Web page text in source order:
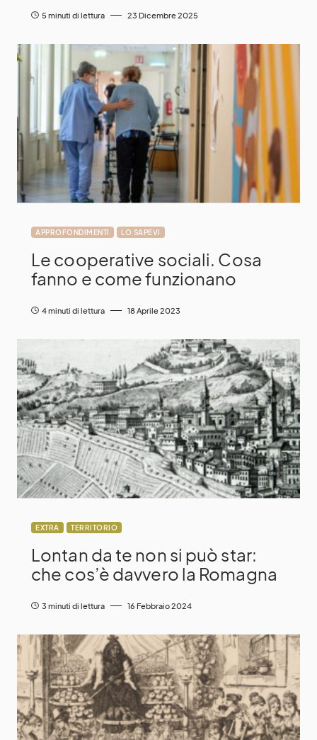
5 minuti di lettura 23 Dicembre 2025
APPROFONDIMENTI LO SAPEVI
Le cooperative sociali. Cosa
fanno e come funzionano
4 minuti di lettura 18 Aprile 2023
EXTRA TERRITORIO
Lontan da te non si può star:
che cos’è davvero la Romagna
3 minuti di lettura 16 Febbraio 2024